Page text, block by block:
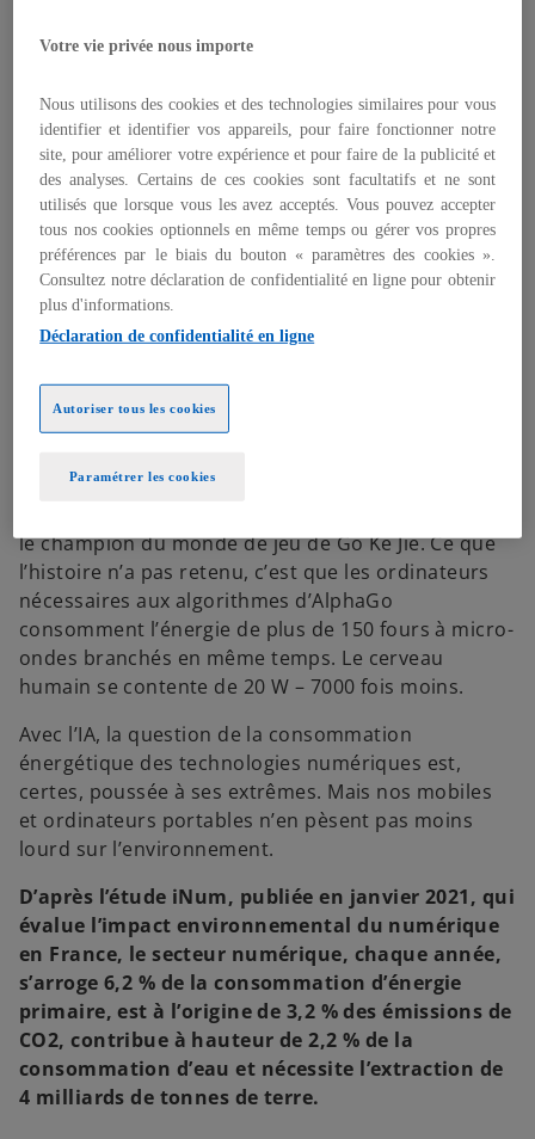
aujourd’hui. Pourtant, le numérique non
économies et aux organisations sociales du
XXIe siècle, mais contribue aussi à
améliorer les performances
environnementales de très nombreux
secteurs. Il est donc urgent d’orienter la
conception et les usages du numérique
vers des modèles plus sobres et efficients,
véritablement utiles, à rebours d’une
tendance à l’hyperconnexion encore peu
numérique low tech.
mai 2017, le programme d’intelligence artificielle
le champion du monde de jeu de Go Ke Jie. Ce que
l’histoire n’a pas retenu, c’est que les ordinateurs
nécessaires aux algorithmes d’AlphaGo
consomment l’énergie de plus de 150 fours à micro-
ondes branchés en même temps. Le cerveau
humain se contente de 20 W – 7000 fois moins.
Avec l’IA, la question de la consommation
énergétique des technologies numériques est,
certes, poussée à ses extrêmes. Mais nos mobiles
et ordinateurs portables n’en pèsent pas moins
lourd sur l’environnement.
D’après l’étude iNum, publiée en janvier 2021, qui
évalue l’impact environnemental du numérique
en France, le secteur numérique, chaque année,
s’arroge 6,2 % de la consommation d’énergie
primaire, est à l’origine de 3,2 % des émissions de
CO2, contribue à hauteur de 2,2 % de la
consommation d’eau et nécessite l’extraction de
4 milliards de tonnes de terre.
Votre vie privée nous importe
Nous utilisons des cookies et des technologies similaires pour vous
identifier et identifier vos appareils, pour faire fonctionner notre
site, pour améliorer votre expérience et pour faire de la publicité et
des analyses. Certains de ces cookies sont facultatifs et ne sont
utilisés que lorsque vous les avez acceptés. Vous pouvez accepter
tous nos cookies optionnels en même temps ou gérer vos propres
préférences par le biais du bouton « paramètres des cookies ».
Consultez notre déclaration de confidentialité en ligne pour obtenir
plus d'informations.
Déclaration de confidentialité en ligne
Paramétrer les cookies
Autoriser tous les cookies